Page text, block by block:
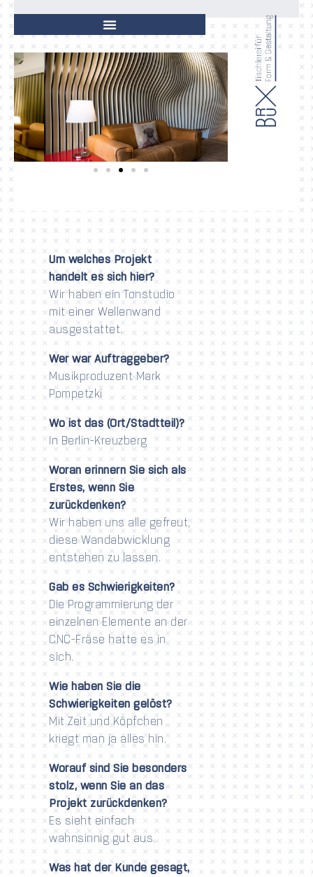
Um welches Projekt
handelt es sich hier?
Wir haben ein Tonstudio
mit einer Wellenwand
ausgestattet.
Wer war Auftraggeber?
Musikproduzent Mark
Pompetzki
Wo ist das (Ort/Stadtteil)?
In Berlin-Kreuzberg
Woran erinnern Sie sich als
Erstes, wenn Sie
zurückdenken?
Wir haben uns alle gefreut,
diese Wandabwicklung
entstehen zu lassen.
Gab es Schwierigkeiten?
Die Programmierung der
einzelnen Elemente an der
CNC-Fräse hatte es in
sich.
Wie haben Sie die
Schwierigkeiten gelöst?
Mit Zeit und Köpfchen
kriegt man ja alles hin.
Worauf sind Sie besonders
stolz, wenn Sie an das
Projekt zurückdenken?
Es sieht einfach
wahnsinnig gut aus.
Was hat der Kunde gesagt,